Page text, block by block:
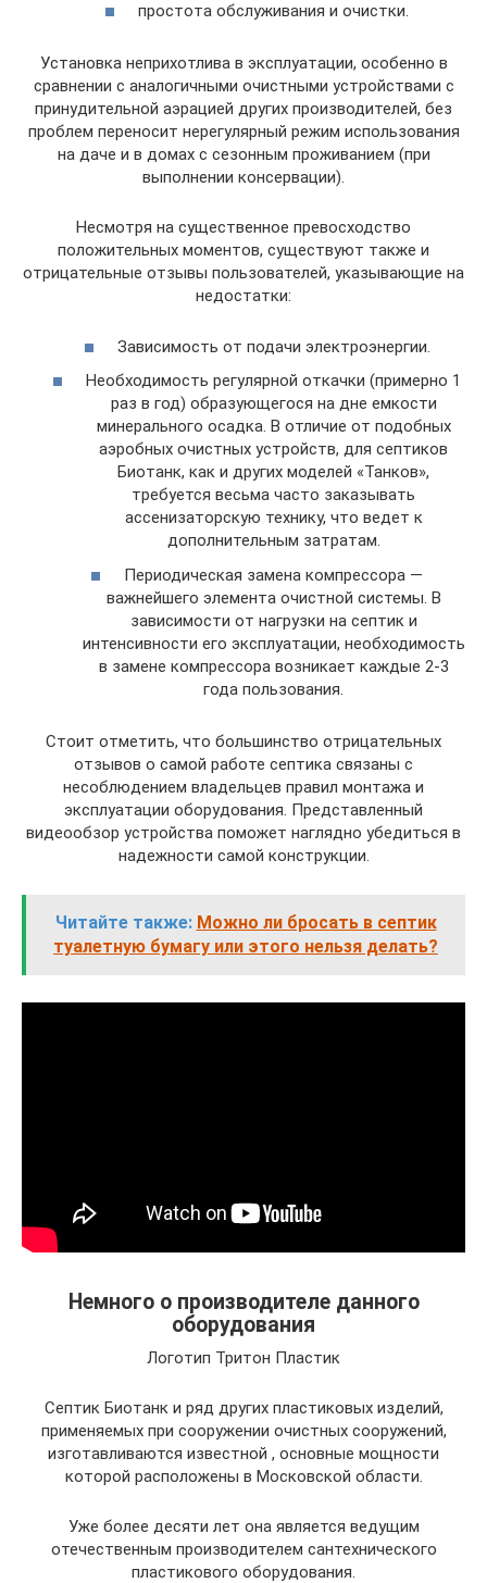
простота обслуживания и очистки.
Установка неприхотлива в эксплуатации, особенно в
сравнении с аналогичными очистными устройствами с
принудительной аэрацией других производителей, без
проблем переносит нерегулярный режим использования
на даче и в домах с сезонным проживанием (при
выполнении консервации).
Несмотря на существенное превосходство
положительных моментов, существуют также и
отрицательные отзывы пользователей, указывающие на
недостатки:
Зависимость от подачи электроэнергии.
Необходимость регулярной откачки (примерно 1
раз в год) образующегося на дне емкости
минерального осадка. В отличие от подобных
аэробных очистных устройств, для септиков
Биотанк, как и других моделей «Танков»,
требуется весьма часто заказывать
ассенизаторскую технику, что ведет к
дополнительным затратам.
Периодическая замена компрессора —
важнейшего элемента очистной системы. В
зависимости от нагрузки на септик и
интенсивности его эксплуатации, необходимость
в замене компрессора возникает каждые 2-3
года пользования.
Стоит отметить, что большинство отрицательных
отзывов о самой работе септика связаны с
несоблюдением владельцев правил монтажа и
эксплуатации оборудования. Представленный
видеообзор устройства поможет наглядно убедиться в
надежности самой конструкции.
Читайте также: Можно ли бросать в септик
туалетную бумагу или этого нельзя делать?
Немного о производителе данного
оборудования
Логотип Тритон Пластик
Септик Биотанк и ряд других пластиковых изделий,
применяемых при сооружении очистных сооружений,
изготавливаются известной , основные мощности
которой расположены в Московской области.
Уже более десяти лет она является ведущим
отечественным производителем сантехнического
пластикового оборудования.